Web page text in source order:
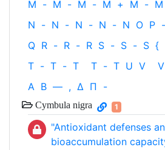
M - M - M - M + M - M
N - N - N - N - N O P -
Q R - R - R S - S - S {
T - T - T T - T U V V
Α Β — , Δ Π -
Cymbula nigra 1
"Antioxidant defenses
bioaccumulation